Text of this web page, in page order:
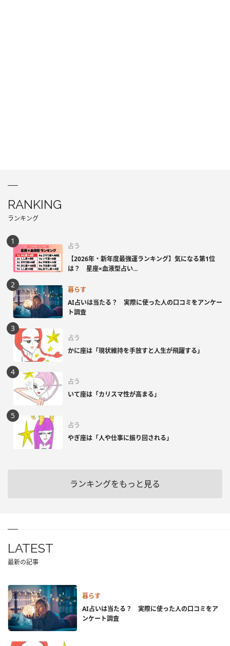
RANKING
ランキング
占う
【2026年・新年度最強運ランキング】気になる第1位
は？ 星座×血液型占い...
暮らす
AI占いは当たる？ 実際に使った人の口コミをアンケー
ト調査
占う
かに座は「現状維持を手放すと人生が飛躍する」
占う
いて座は「カリスマ性が高まる」
占う
やぎ座は「人や仕事に振り回される」
ランキングをもっと見る
LATEST
最新の記事
暮らす
AI占いは当たる？ 実際に使った人の口コミをア
ンケート調査